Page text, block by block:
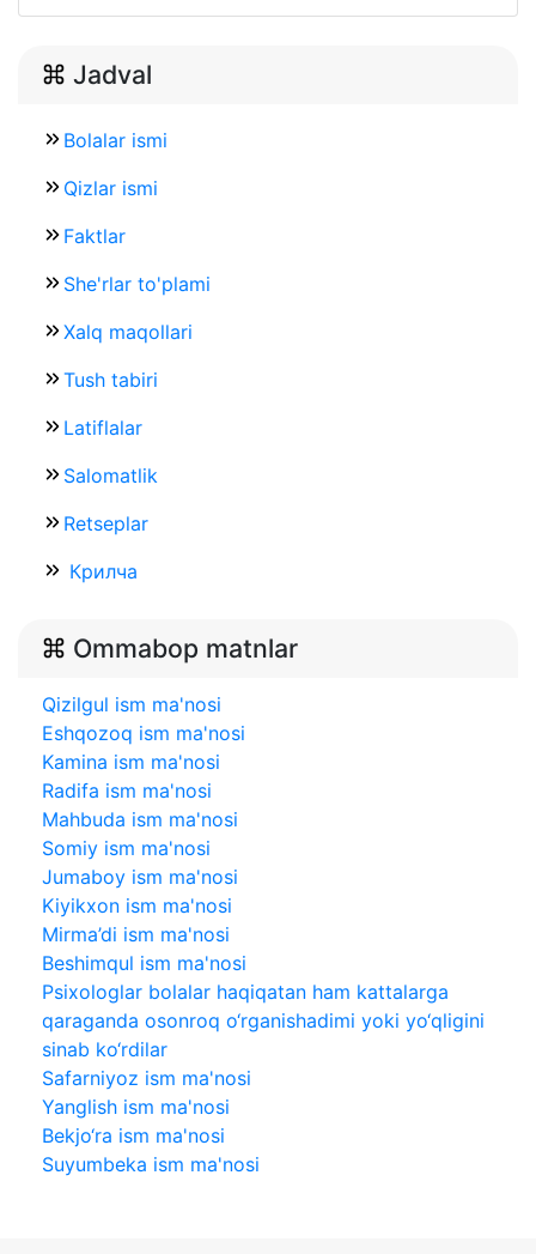
Jadval
Bolalar ismi
Qizlar ismi
Faktlar
She'rlar to'plami
Xalq maqollari
Tush tabiri
Latiflalar
Salomatlik
Retseplar
Крилча
Ommabop matnlar
Qizilgul ism ma'nosi
Eshqozoq ism ma'nosi
Kamina ism ma'nosi
Radifa ism ma'nosi
Mahbuda ism ma'nosi
Somiy ism ma'nosi
Jumaboy ism ma'nosi
Kiyikxon ism ma'nosi
Mirma’di ism ma'nosi
Beshimqul ism ma'nosi
Psixologlar bolalar haqiqatan ham kattalarga
qaraganda osonroq o‘rganishadimi yoki yo‘qligini
sinab ko‘rdilar
Safarniyoz ism ma'nosi
Yanglish ism ma'nosi
Bekjo‘ra ism ma'nosi
Suyumbeka ism ma'nosi